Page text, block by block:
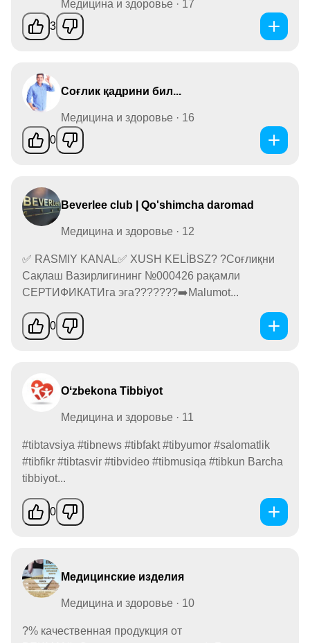
Медицина и здоровье · 17
3
Соғлик қадрини бил...
Медицина и здоровье · 16
0
Beverlee club | Qo'shimcha daromad
Медицина и здоровье · 12
✅ RASMIY KANAL✅ XUSH KELİBSZ? ?Соғлиқни
Сақлаш Вазирлигининг №000426 рақамли
СЕРТИФИКАТИга эга???????➡️Malumot...
0
Oʻzbekona Tibbiyot
Медицина и здоровье · 11
#tibtavsiya #tibnews #tibfakt #tibyumor #salomatlik
#tibfikr #tibtasvir #tibvideo #tibmusiqa #tibkun Barcha
tibbiyot...
0
Медицинские изделия
Медицина и здоровье · 10
?% качественная продукция от